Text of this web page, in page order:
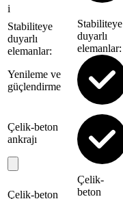
i
Stabiliteye
duyarlı
elemanlar:
Yenileme ve
güçlendirme
Stabiliteye
duyarlı
elemanlar:
Çelik-beton
ankrajı
Çelik-beton
Çelik-
beton